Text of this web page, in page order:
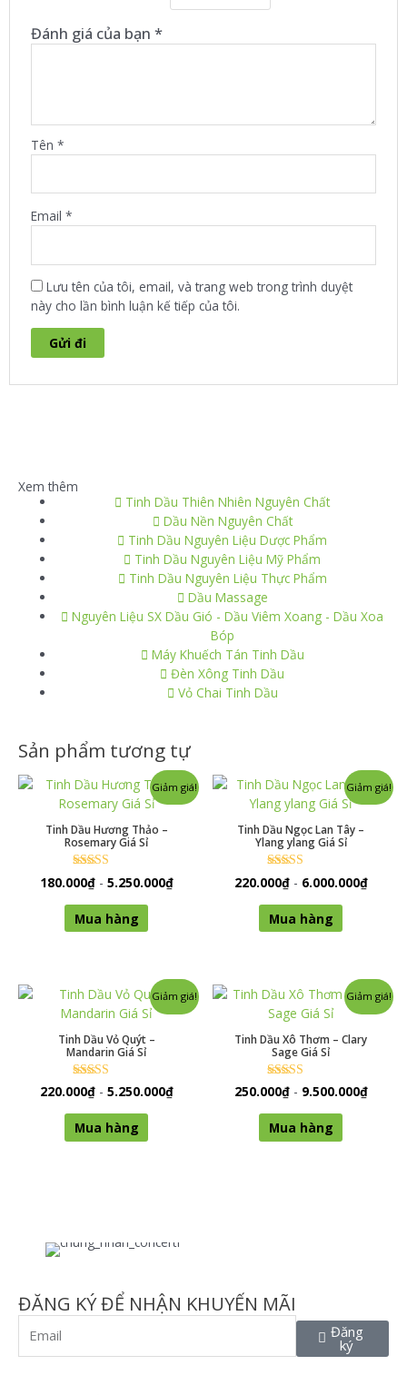
Đánh giá của bạn *
Tên *
Email *
Lưu tên của tôi, email, và trang web trong trình duyệt
này cho lần bình luận kế tiếp của tôi.
Xem thêm
Tinh Dầu Thiên Nhiên Nguyên Chất
Dầu Nền Nguyên Chất
Tinh Dầu Nguyên Liệu Dược Phẩm
Tinh Dầu Nguyên Liệu Mỹ Phẩm
Tinh Dầu Nguyên Liệu Thực Phẩm
Dầu Massage
Nguyên Liệu SX Dầu Gió - Dầu Viêm Xoang - Dầu Xoa
Bóp
Máy Khuếch Tán Tinh Dầu
Đèn Xông Tinh Dầu
Vỏ Chai Tinh Dầu
Sản phẩm tương tự
Giảm giá!
Tinh Dầu Hương Thảo –
Rosemary Giá Sỉ
Được xếp
hạng
0
5 sao
180.000₫- 5.250.000₫
Mua hàng
Giảm giá!
Tinh Dầu Ngọc Lan Tây –
Ylang ylang Giá Sỉ
Được xếp
hạng
5.00
5 sao
220.000₫- 6.000.000₫
Mua hàng
Giảm giá!
Tinh Dầu Vỏ Quýt –
Mandarin Giá Sỉ
Được xếp
hạng
0
5 sao
220.000₫- 5.250.000₫
Mua hàng
Giảm giá!
Tinh Dầu Xô Thơm – Clary
Sage Giá Sỉ
Được xếp
hạng
0
5 sao
250.000₫- 9.500.000₫
Mua hàng
ĐĂNG KÝ ĐỂ NHẬN KHUYẾN MÃI
Đăng
ký